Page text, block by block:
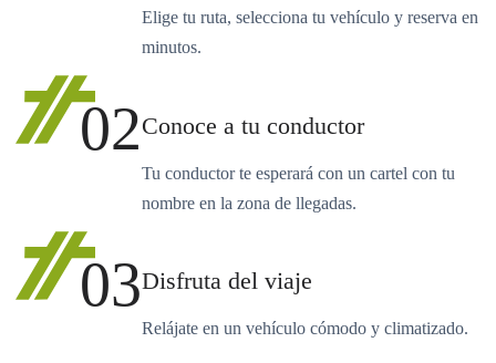
Elige tu ruta, selecciona tu vehículo y reserva en
minutos.
02Conoce a tu conductor
Tu conductor te esperará con un cartel con tu
nombre en la zona de llegadas.
03Disfruta del viaje
Relájate en un vehículo cómodo y climatizado.